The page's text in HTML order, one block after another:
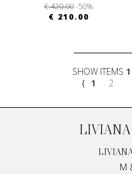
€ 420.00-50%
€ 210.00
SHOW ITEMS 1
⟨
1 2
M